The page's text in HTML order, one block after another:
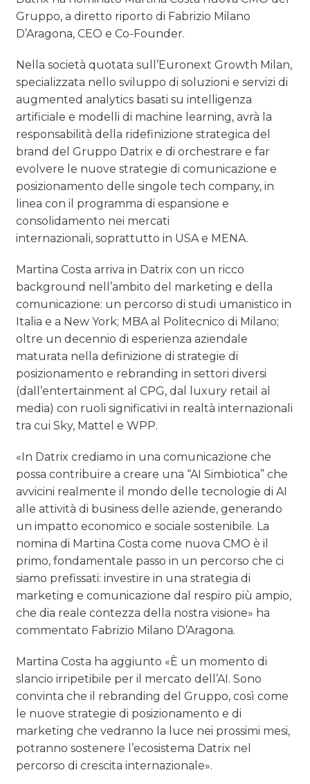
Gruppo, a diretto riporto di Fabrizio Milano
D’Aragona, CEO e Co-Founder.
Nella società quotata sull’Euronext Growth Milan,
specializzata nello sviluppo di soluzioni e servizi di
augmented analytics basati su intelligenza
artificiale e modelli di machine learning, avrà la
responsabilità della ridefinizione strategica del
brand del Gruppo Datrix e di orchestrare e far
evolvere le nuove strategie di comunicazione e
posizionamento delle singole tech company, in
linea con il programma di espansione e
consolidamento nei mercati
internazionali, soprattutto in USA e MENA.
Martina Costa arriva in Datrix con un ricco
background nell’ambito del marketing e della
comunicazione: un percorso di studi umanistico in
Italia e a New York; MBA al Politecnico di Milano;
oltre un decennio di esperienza aziendale
maturata nella definizione di strategie di
posizionamento e rebranding in settori diversi
(dall’entertainment al CPG, dal luxury retail al
media) con ruoli significativi in realtà internazionali
tra cui Sky, Mattel e WPP.
«In Datrix crediamo in una comunicazione che
possa contribuire a creare una “AI Simbiotica” che
avvicini realmente il mondo delle tecnologie di AI
alle attività di business delle aziende, generando
un impatto economico e sociale sostenibile. La
nomina di Martina Costa come nuova CMO è il
primo, fondamentale passo in un percorso che ci
siamo prefissati: investire in una strategia di
marketing e comunicazione dal respiro più ampio,
che dia reale contezza della nostra visione» ha
commentato Fabrizio Milano D’Aragona.
Martina Costa ha aggiunto «È un momento di
slancio irripetibile per il mercato dell’AI. Sono
convinta che il rebranding del Gruppo, così come
le nuove strategie di posizionamento e di
marketing che vedranno la luce nei prossimi mesi,
potranno sostenere l’ecosistema Datrix nel
percorso di crescita internazionale».